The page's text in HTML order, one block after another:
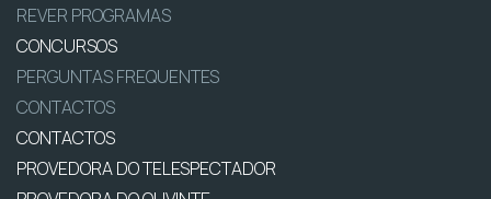
REVER PROGRAMAS
CONCURSOS
PERGUNTAS FREQUENTES
CONTACTOS
CONTACTOS
PROVEDORA DO TELESPECTADOR